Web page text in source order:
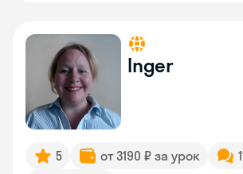
Inger
5 от 3190 ₽ за урок